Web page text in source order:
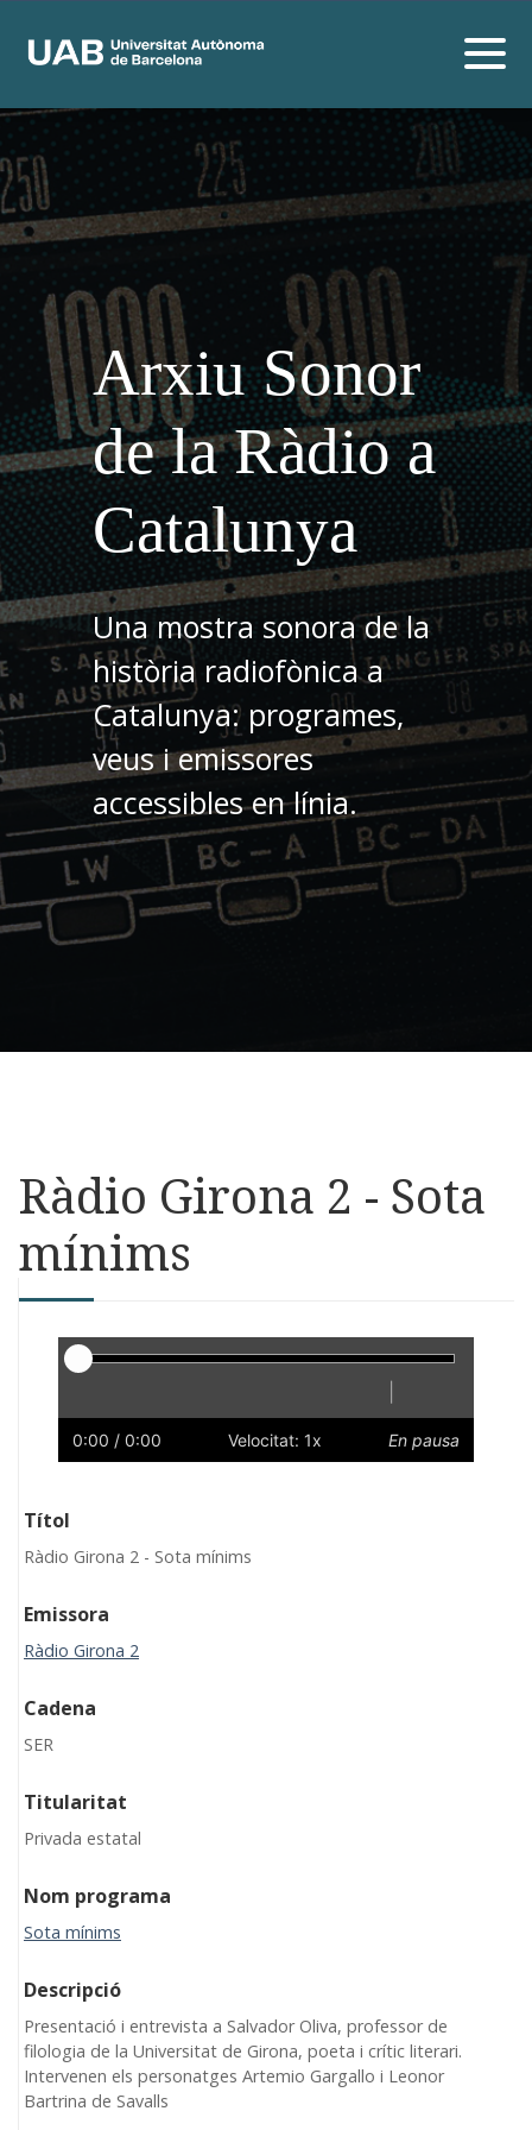
Arxiu Sonor
de la Ràdio a
Catalunya
Una mostra sonora de la
història radiofònica a
Catalunya: programes,
veus i emissores
accessibles en línia.
Ràdio Girona 2 - Sota
mínims
Reproductor
Lent
0:00 / 0:00 Velocitat: 1x En pausa
Títol
Ràdio Girona 2 - Sota mínims
Emissora
Ràdio Girona 2
Cadena
SER
Titularitat
Privada estatal
Nom programa
Sota mínims
Descripció
Presentació i entrevista a Salvador Oliva, professor de
filologia de la Universitat de Girona, poeta i crític literari.
Intervenen els personatges Artemio Gargallo i Leonor
Bartrina de Savalls